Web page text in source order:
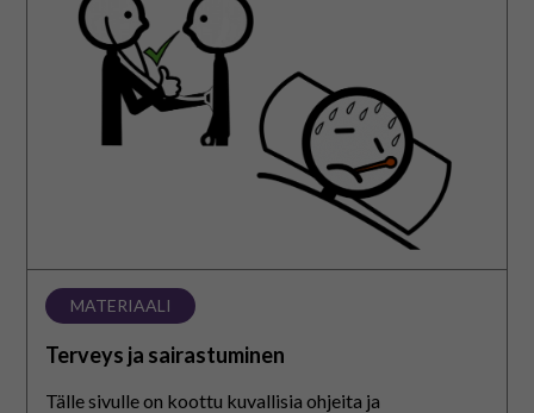
sairastuminen
MATERIAALI
Terveys ja sairastuminen
Tälle sivulle on koottu kuvallisia ohjeita ja